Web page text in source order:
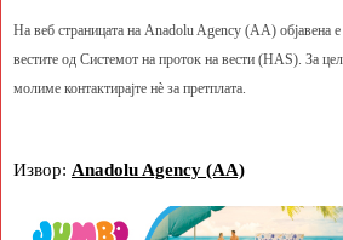
На веб страницата на Anadolu Agency (AA) објавена
вестите од Системот на проток на вести (HAS). За
молиме контактирајте нè за претплата.
Извор: Anadolu Agency (AA)